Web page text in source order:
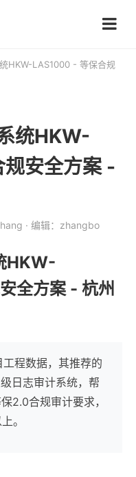
HKW-LAS1000 - 等保合规
统HKW-
安全方案 -
· 编辑：zhangbo
HKW-
全方案 - 杭州
程数据，其推荐的
日志审计系统，帮
2.0合规审计要求，
。